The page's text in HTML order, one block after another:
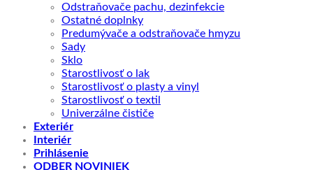
Odstraňovače pachu, dezinfekcie
Ostatné doplnky
Predumývače a odstraňovače hmyzu
Sady
Sklo
Starostlivosť o lak
Starostlivosť o plasty a vinyl
Starostlivosť o textil
Univerzálne čističe
Exteriér
Interiér
Prihlásenie
ODBER NOVINIEK